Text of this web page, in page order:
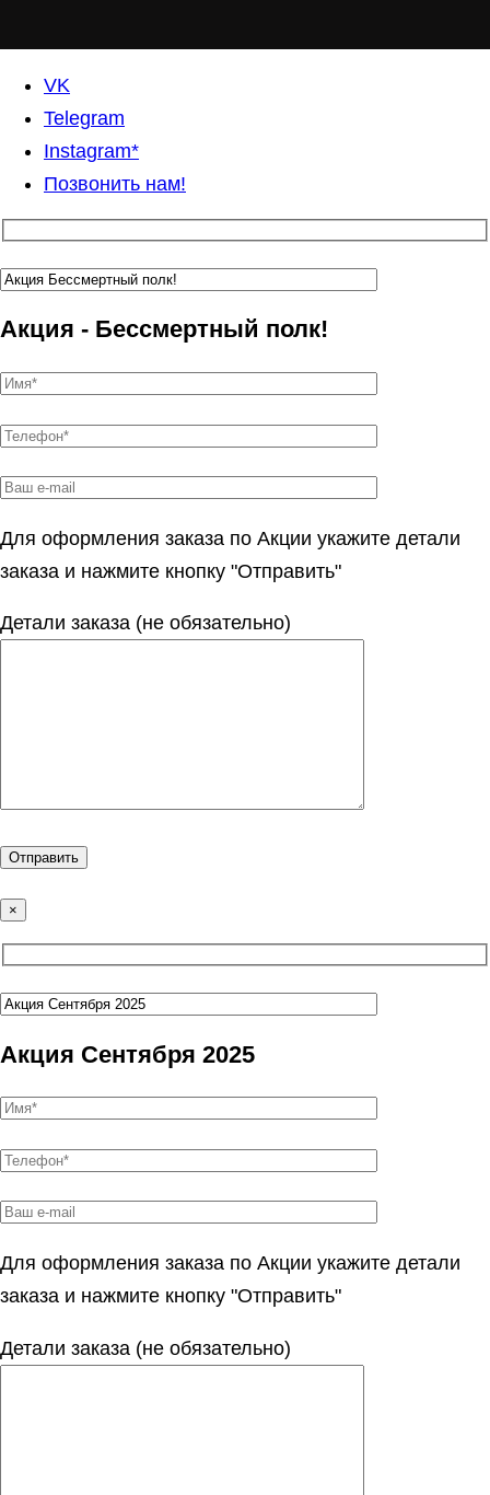
VK
Telegram
Instagram*
Позвонить нам!
Акция - Бессмертный полк!
Для оформления заказа по Акции укажите детали
заказа и нажмите кнопку "Отправить"
Детали заказа (не обязательно)
×
Акция Сентября 2025
Для оформления заказа по Акции укажите детали
заказа и нажмите кнопку "Отправить"
Детали заказа (не обязательно)